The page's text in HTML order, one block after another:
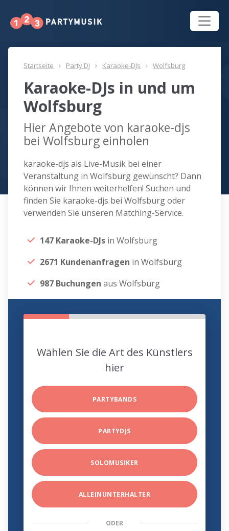
Startseite Party DJ Karaoke-DJs Wolfsburg
Karaoke-DJs in und um
Wolfsburg
Hier Angebote von karaoke-djs
bei Wolfsburg einholen
karaoke-djs als Live-Musik bei einer
Veranstaltung in Wolfsburg gewünscht? Dann
können wir Ihnen weiterhelfen! Suchen und
finden Sie karaoke-djs bei Wolfsburg oder
verwenden Sie unseren Matching-Service.
147 Karaoke-DJs in Wolfsburg
2671 Kundenanfragen in Wolfsburg
987 Buchungen aus Wolfsburg
Wählen Sie die Art des Künstlers
hier
PARTYBANDS
PARTYDJS
SOLOMUSIKER
ALLEINUNTERHALTER
ODER